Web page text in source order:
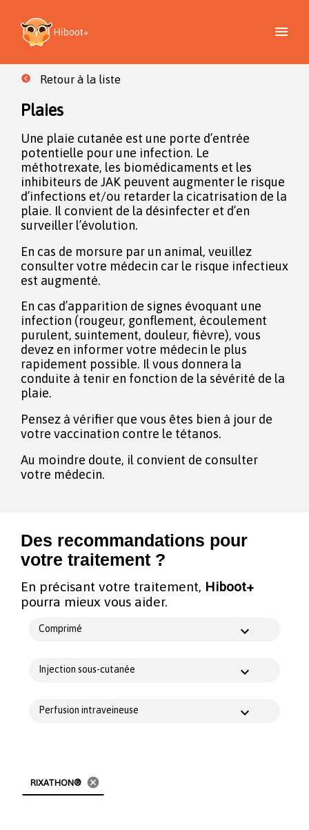
Retour à la liste
Plaies
Une plaie cutanée est une porte d’entrée
potentielle pour une infection. Le
méthotrexate, les biomédicaments et les
inhibiteurs de JAK peuvent augmenter le risque
d’infections et/ou retarder la cicatrisation de la
plaie. Il convient de la désinfecter et d’en
surveiller l’évolution.
En cas de morsure par un animal, veuillez
consulter votre médecin car le risque infectieux
est augmenté.
En cas d’apparition de signes évoquant une
infection (rougeur, gonflement, écoulement
purulent, suintement, douleur, fièvre), vous
devez en informer votre médecin le plus
rapidement possible. Il vous donnera la
conduite à tenir en fonction de la sévérité de la
plaie.
Pensez à vérifier que vous êtes bien à jour de
votre vaccination contre le tétanos.
Au moindre doute, il convient de consulter
votre médecin.
Des recommandations pour
votre traitement ?
En précisant votre traitement, Hiboot+
pourra mieux vous aider.
Comprimé
Injection sous-cutanée
Perfusion intraveineuse
RIXATHON® cancel